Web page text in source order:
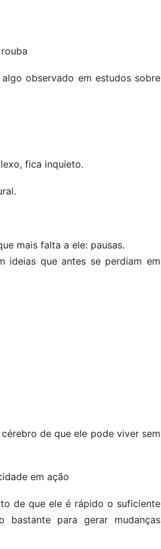
observado em estudos sobre
fica inquieto.
mais falta a ele: pausas.
ideias que antes se perdiam em
de que ele pode viver sem
em ação
de que ele é rápido o suficiente
para gerar mudanças